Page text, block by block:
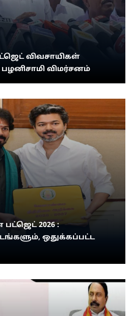
விவசாயிகள்
பழனிசாமி விமர்சனம்
2026 :
ஒதுக்கப்பட்ட